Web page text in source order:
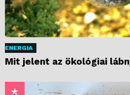
ENERGIA
Mit jelent az ökológiai